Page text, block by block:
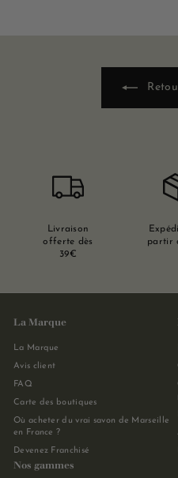
Livraison
offerte dès
39€
partir
La Marque
La Marque
Avis client
FAQ
Carte des boutiques
Où acheter du vrai savon de Marseille
en France ?
Devenez Franchisé
Nos gammes